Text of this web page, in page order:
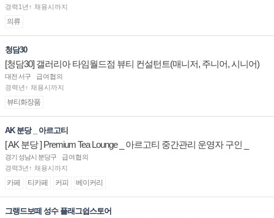
경력1년↑ 채용시까지
의류
청담30
[청담30] 갤러리아 타임월드점 뷰티 컨설턴트(매니저, 주니어, 시니어)
채용
대전 서구
급여협의
경력년↑ 채용시까지
뷰티화장품
AK 분당 _ 아르고티
[ AK 분당 ] Premium Tea Lounge _ 아르고티 중간관리 운영자 구인 _
경기 성남시 분당구
급여협의
경력3년↑ 채용시까지
카페 티카페 커피 베이커리
그랭드보떼 성수 플래그쉽스토어